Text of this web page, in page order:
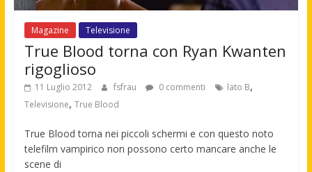
Magazine Televisione
True Blood torna con Ryan Kwanten
rigoglioso
11 Luglio 2012 fsfrau 0 commenti lato B,
Televisione, True Blood
True Blood torna nei piccoli schermi e con questo noto
telefilm vampirico non possono certo mancare anche le
scene di